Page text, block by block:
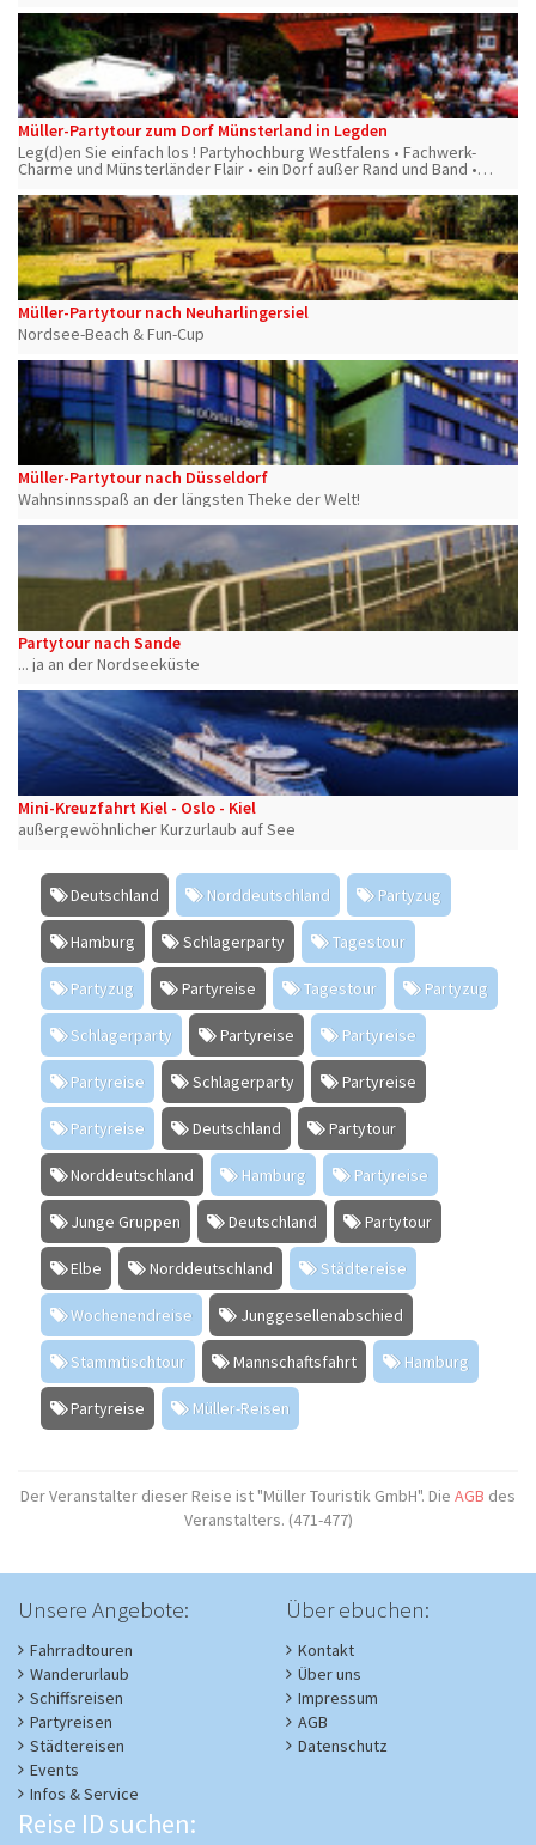
Müller-Partytour zum Dorf Münsterland in Legden
Leg(d)en Sie einfach los ! Partyhochburg Westfalens • Fachwerk-
Charme und Münsterländer Flair • ein Dorf außer Rand und Band •
Partys
Müller-Partytour nach Neuharlingersiel
Nordsee-Beach & Fun-Cup
Müller-Partytour nach Düsseldorf
Wahnsinnsspaß an der längsten Theke der Welt!
Partytour nach Sande
... ja an der Nordseeküste
Mini-Kreuzfahrt Kiel - Oslo - Kiel
außergewöhnlicher Kurzurlaub auf See
Deutschland Norddeutschland Partyzug
Hamburg Schlagerparty Tagestour
Partyzug Partyreise Tagestour Partyzug
Schlagerparty Partyreise Partyreise
Partyreise Schlagerparty Partyreise
Partyreise Deutschland Partytour
Norddeutschland Hamburg Partyreise
Junge Gruppen Deutschland Partytour
Elbe Norddeutschland Städtereise
Wochenendreise Junggesellenabschied
Stammtischtour Mannschaftsfahrt Hamburg
Partyreise Müller-Reisen
Der Veranstalter dieser Reise ist "Müller Touristik GmbH". Die AGB des
Veranstalters. (471-477)
Unsere Angebote:
Fahrradtouren
Wanderurlaub
Schiffsreisen
Partyreisen
Städtereisen
Events
Infos & Service
Über ebuchen:
Kontakt
Über uns
Impressum
AGB
Datenschutz
Reise ID suchen: